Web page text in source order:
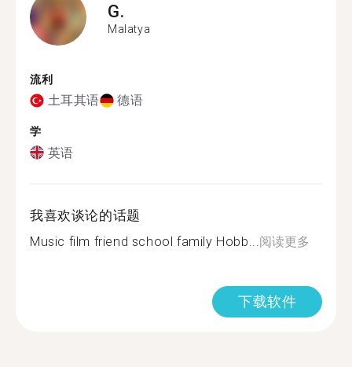
G.
Malatya
流利
土耳其语 德语
学
英语
我喜欢谈论的话题
Music film friend school family Hobb... 阅读更多
下载软件